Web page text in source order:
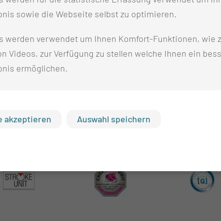
Gesundheitswissen. Sie erweitern das
zu nutzen, als auch zur systematischen
schulischer Strukturen, zur Stärkung der
durch geeignete Evaluationsmaßnahmen begleitet,
sowie die Webseite selbst zu optimieren.
werden verwendet um Ihnen Komfort-Funktionen, wie
Videos, zur Verfügung zu stellen welche Ihnen ein
ermöglichen.
akzeptieren Auswahl speichern